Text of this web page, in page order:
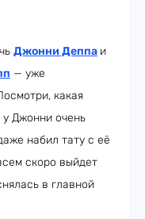
Джонни Деппа и
— уже
какая
у Джонни очень
набил тату с её
скоро выйдет
в главной